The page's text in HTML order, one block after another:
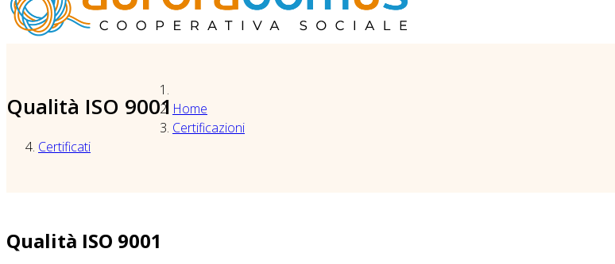
Qualità ISO 9001 Home
Certificazioni
Certificati
Qualità ISO 9001